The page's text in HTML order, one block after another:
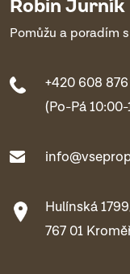
Pomůžu a poradím
+420 608 876
(Po-Pá
Hulínská
767 01